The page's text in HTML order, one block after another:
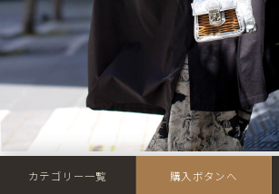
リニューアル前生地
カテゴリー一覧 購入ボタンへ